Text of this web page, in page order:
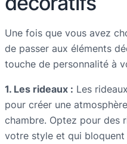
Une fois que vous avez
de passer aux éléments
touche de personnalité à
1. Les rideaux : Les
pour créer une
chambre. Optez pour des
votre style et qui